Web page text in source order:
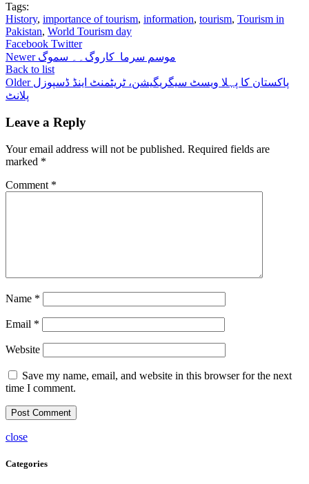
Tags:
History, importance of tourism, information, tourism, Tourism in
Pakistan, World Tourism day
Facebook Twitter
Newer موسم سرما کاروگ۔۔ سموگ
Back to list
Older پاکستان کا پہلا ویسٹ سیگریگیشن، ٹریٹمنٹ اینڈ ڈسپوزل
پلانٹ
Leave a Reply
Your email address will not be published. Required fields are
marked *
Comment *
Name *
Email *
Website
Save my name, email, and website in this browser for the next
time I comment.
close
Categories